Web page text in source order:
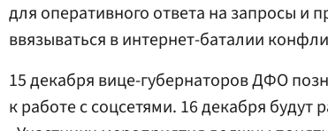
для оперативного ответа на запросы и
ввязываться в интернет-баталии
15 декабря вице-губернаторов ДФО
к работе с соцсетями. 16 декабря будут